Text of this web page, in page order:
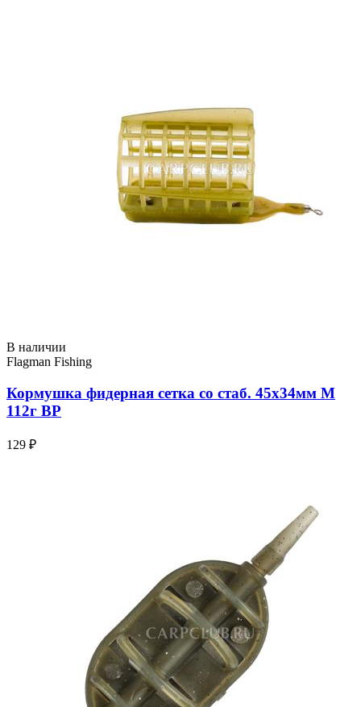
В наличии
Flagman Fishing
Кормушка фидерная сетка со стаб. 45х34мм M
112г BP
129 ₽